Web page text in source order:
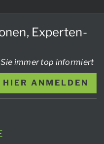
Experten-
immer top informiert
HIER ANMELDEN